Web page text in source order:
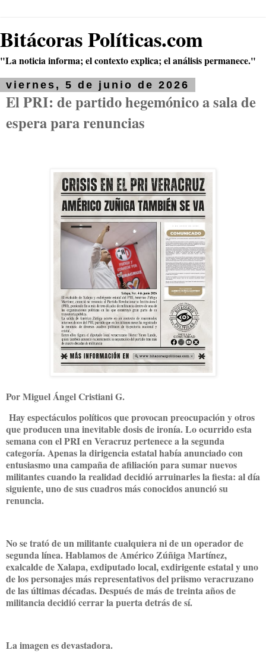
Bitácoras Políticas.com
"La noticia informa; el contexto explica; el análisis permanece."
viernes, 5 de junio de 2026
El PRI: de partido hegemónico a sala de
espera para renuncias
Por Miguel Ángel Cristiani G.
Hay espectáculos políticos que provocan preocupación y otros
que producen una inevitable dosis de ironía. Lo ocurrido esta
semana con el PRI en Veracruz pertenece a la segunda
categoría. Apenas la dirigencia estatal había anunciado con
entusiasmo una campaña de afiliación para sumar nuevos
militantes cuando la realidad decidió arruinarles la fiesta: al día
siguiente, uno de sus cuadros más conocidos anunció su
renuncia.
No se trató de un militante cualquiera ni de un operador de
segunda línea. Hablamos de Américo Zúñiga Martínez,
exalcalde de Xalapa, exdiputado local, exdirigente estatal y uno
de los personajes más representativos del priismo veracruzano
de las últimas décadas. Después de más de treinta años de
militancia decidió cerrar la puerta detrás de sí.
La imagen es devastadora.